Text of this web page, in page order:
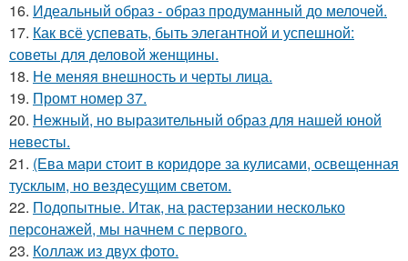
16. Идеальный образ - образ продуманный до мелочей.
17. Как всё успевать, быть элегантной и успешной:
советы для деловой женщины.
18. Не меняя внешность и черты лица.
19. Промт номер 37.
20. Нежный, но выразительный образ для нашей юной
невесты.
21. (Ева мари стоит в коридоре за кулисами, освещенная
тусклым, но вездесущим светом.
22. Подопытные. Итак, на растерзании несколько
персонажей, мы начнем с первого.
23. Коллаж из двух фото.